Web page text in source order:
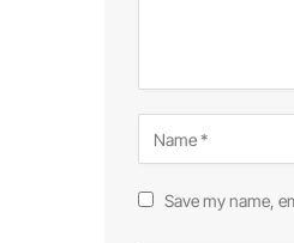
Save my name,